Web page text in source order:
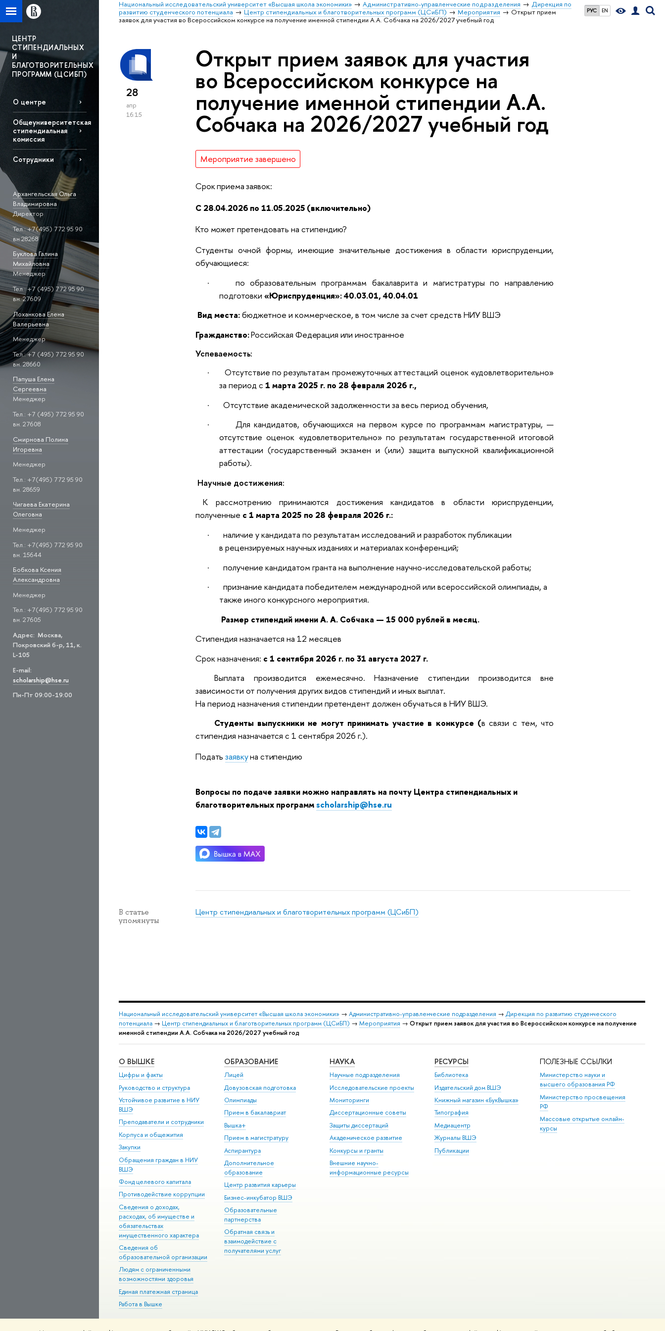
РУС EN
Национальный исследовательский университет «Высшая школа экономики» Административно-управленческие подразделения
Дирекция по
развитию студенческого потенциала
Центр стипендиальных и благотворительных программ (ЦСиБП) Мероприятия
Открыт прием
заявок для участия во Всероссийском конкурсе на получение именной стипендии А.А. Собчака на 2026/2027 учебный год
ЦЕНТР
СТИПЕНДИАЛЬНЫХ
И
БЛАГОТВОРИТЕЛЬНЫХ
ПРОГРАММ (ЦСИБП)
О центре
Общеуниверситетская
стипендиальная
комиссия
Сотрудники
Архангельская Ольга
Владимировна
Директор
Тел.: +7(495) 772 95 90
вн.28268
Буклова Галина
Михайловна
Менеджер
Тел.: +7 (495) 772 95 90
вн. 27609
Лоханкова Елена
Валерьевна
Менеджер
Тел.: +7 (495) 772 95 90
вн. 28660
Папуша Елена
Сергеевна
Менеджер
Тел.: +7 (495) 772 95 90
вн. 27608
Смирнова Полина
Игоревна
Менеджер
Тел.: +7(495) 772 95 90
вн. 28659
Чигаева Екатерина
Олеговна
Менеджер
Тел.: +7(495) 772 95 90
вн. 15644
Бобкова Ксения
Александровна
Менеджер
Тел.: +7(495) 772 95 90
вн. 27605
Адрес: Москва,
Покровский б-р, 11, к.
L-105
E-mail:
scholarship@hse.ru
Пн-Пт 09:00-19:00
28
апр
16:15
Открыт прием заявок для участия
во Всероссийском конкурсе на
получение именной стипендии А.А.
Собчака на 2026/2027 учебный год
Мероприятие завершено
Срок приема заявок:
С 28.04.2026 по 11.05.2025 (включительно)
Кто может претендовать на стипендию?
Студенты очной формы, имеющие значительные достижения в области юриспруденции,
обучающиеся:
·
по образовательным программам бакалаврита и магистратуры по направлению
подготовки «Юриспруденция»:40.03.01, 40.04.01
Вид места:бюджетное и коммерческое, в том числе за счет средств НИУ ВШЭ
Гражданство:Российская Федерация или иностранное
Успеваемость:
·
Отсутствие по результатам промежуточных аттестаций оценок «удовлетворительно»
за период с 1 марта 2025 г. по 28 февраля 2026 г.,
·
Отсутствие академической задолженности за весь период обучения,
·
Для кандидатов, обучающихся на первом курсе по программам магистратуры, —
отсутствие оценок «удовлетворительно» по результатам государственной итоговой
аттестации (государственный экзамен и (или) защита выпускной квалификационной
работы).
Научные достижения:
К рассмотрению принимаются достижения кандидатов в области юриспруденции,
полученные с 1 марта 2025 по 28 февраля 2026 г.:
·
наличие у кандидата по результатам исследований и разработок публикации
в рецензируемых научных изданиях и материалах конференций;
·
получение кандидатом гранта на выполнение научно-исследовательской работы;
·
признание кандидата победителем международной или всероссийской олимпиады, а
также иного конкурсного мероприятия.
Размер стипендий имени А. А. Собчака — 15 000 рублей в месяц.
Стипендия назначается на 12 месяцев
Срок назначения: с 1 сентября 2026 г. по 31 августа 2027 г.
Выплата производится ежемесячно. Назначение стипендии производится вне
зависимости от получения других видов стипендий и иных выплат.
На период назначения стипендии претендент должен обучаться в НИУ ВШЭ.
Студенты выпускники не могут принимать участие в конкурсе (в связи с тем, что
стипендия назначается с 1 сентября 2026 г.).
Податьзаявкуна стипендию
Вопросы по подаче заявки можно направлять на почту Центра стипендиальных и
благотворительных программscholarship@hse.ru
В статье
упомянуты
Центр стипендиальных и благотворительных программ (ЦСиБП)
Национальный исследовательский университет «Высшая школа экономики» → Административно-управленческие подразделения → Дирекция по развитию студенческого
потенциала → Центр стипендиальных и благотворительных программ (ЦСиБП) → Мероприятия → Открыт прием заявок для участия во Всероссийском конкурсе на получение
именной стипендии А.А. Собчака на 2026/2027 учебный год
О ВЫШКЕ
Цифры и факты
Руководство и структура
Устойчивое развитие в НИУ
ВШЭ
Преподаватели и сотрудники
Корпуса и общежития
Закупки
Обращения граждан в НИУ
ВШЭ
Фонд целевого капитала
Противодействие коррупции
Сведения о доходах,
расходах, об имуществе и
обязательствах
имущественного характера
Сведения об
образовательной организации
Людям с ограниченными
возможностями здоровья
Единая платежная страница
Работа в Вышке
ОБРАЗОВАНИЕ
Лицей
Довузовская подготовка
Олимпиады
Прием в бакалавриат
Вышка+
Прием в магистратуру
Аспирантура
Дополнительное
образование
Центр развития карьеры
Бизнес-инкубатор ВШЭ
Образовательные
партнерства
Обратная связь и
взаимодействие с
получателями услуг
НАУКА
Научные подразделения
Исследовательские проекты
Мониторинги
Диссертационные советы
Защиты диссертаций
Академическое развитие
Конкурсы и гранты
Внешние научно-
информационные ресурсы
РЕСУРСЫ
Библиотека
Издательский дом ВШЭ
Книжный магазин «БукВышка»
Типография
Медиацентр
Журналы ВШЭ
Публикации
ПОЛЕЗНЫЕ ССЫЛКИ
Министерство науки и
высшего образования РФ
Министерство просвещения
РФ
Массовые открытые онлайн-
курсы